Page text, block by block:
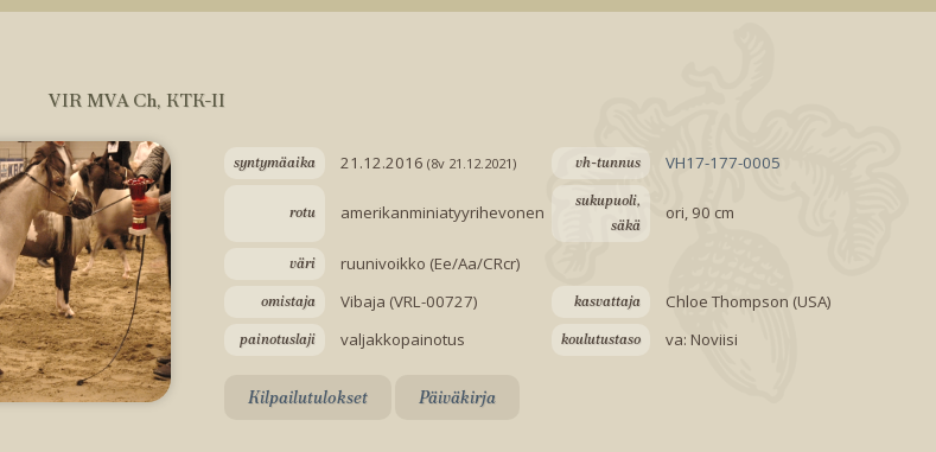
VIR MVA Ch, KTK-II
syntymäaika 21.12.2016 (8v 21.12.2021) vh-tunnus VH17-177-0005
rotu amerikanminiatyyrihevonen
sukupuoli,
säkä
ori, 90 cm
väri ruunivoikko (Ee/Aa/CRcr)
omistaja Vibaja (VRL-00727) kasvattaja Chloe Thompson (USA)
painotuslaji valjakkopainotus koulutustaso va: Noviisi
Kilpailutulokset Päiväkirja